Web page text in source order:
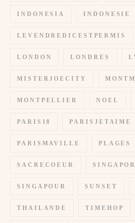
INDONESIA INDONESIE
LEVENDREDICESTPERMIS
LONDON LONDRES
MISTERJOECITY
MONTPELLIER NOEL
PARIS18 PARISJETAIME
PARISMAVILLE PLAGES
SACRECOEUR
SINGAPOUR SUNSET
THAILANDE TIMEHOP